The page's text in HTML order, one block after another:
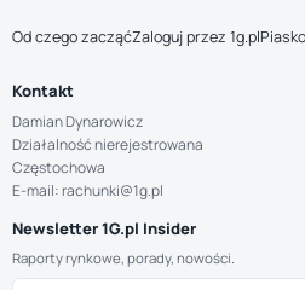
Od czego zacząćZaloguj przez 1g.pl
Kontakt
Damian Dynarowicz
Działalność nierejestrowana
Częstochowa
E-mail: rachunki@1g.pl
Newsletter 1G.pl Insider
Raporty rynkowe, porady, nowości.